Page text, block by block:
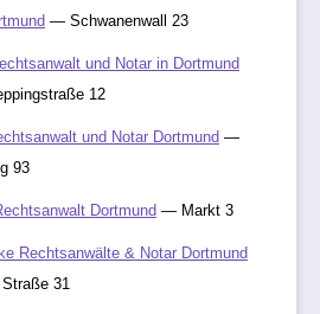
— Schwanenwall 23
und Notar in Dortmund
12
und Notar Dortmund —
93
Dortmund — Markt 3
Rechtsanwälte & Notar Dortmund
31